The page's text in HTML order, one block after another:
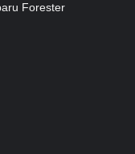
Forester